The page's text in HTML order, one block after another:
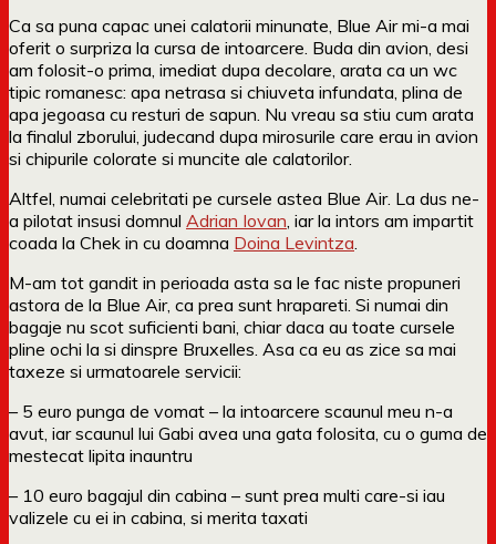
Ca sa puna capac unei calatorii minunate, Blue Air mi-a mai
oferit o surpriza la cursa de intoarcere. Buda din avion, desi
am folosit-o prima, imediat dupa decolare, arata ca un wc
tipic romanesc: apa netrasa si chiuveta infundata, plina de
apa jegoasa cu resturi de sapun. Nu vreau sa stiu cum arata
la finalul zborului, judecand dupa mirosurile care erau in avion
si chipurile colorate si muncite ale calatorilor.
Altfel, numai celebritati pe cursele astea Blue Air. La dus ne-
a pilotat insusi domnul Adrian Iovan , iar la intors am impartit
coada la Chek in cu doamna Doina Levintza
M-am tot gandit in perioada asta sa le fac niste propuneri
astora de la Blue Air, ca prea sunt hrapareti. Si numai din
bagaje nu scot suficienti bani, chiar daca au toate cursele
pline ochi la si dinspre Bruxelles. Asa ca eu as zice sa mai
taxeze si urmatoarele servicii:
– 5 euro punga de vomat – la intoarcere scaunul meu n-a
avut, iar scaunul lui Gabi avea una gata folosita, cu o guma de
mestecat lipita inauntru
– 10 euro bagajul din cabina – sunt prea multi care-si iau
valizele cu ei in cabina, si merita taxati